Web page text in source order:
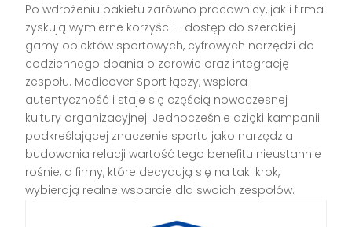
Po wdrożeniu pakietu zarówno pracownicy, jak i firma
zyskują wymierne korzyści – dostęp do szerokiej
gamy obiektów sportowych, cyfrowych narzędzi do
codziennego dbania o zdrowie oraz integrację
zespołu. Medicover Sport łączy, wspiera
autentyczność i staje się częścią nowoczesnej
kultury organizacyjnej. Jednocześnie dzięki kampanii
podkreślającej znaczenie sportu jako narzędzia
budowania relacji wartość tego benefitu nieustannie
rośnie, a firmy, które decydują się na taki krok,
wybierają realne wsparcie dla swoich zespołów.